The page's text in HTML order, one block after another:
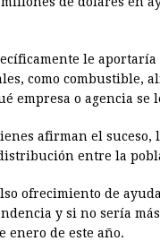
le
como combustible,
empresa o agencia se
afirman el suceso,
entre la
ofrecimiento de
y si no sería
enero de este año.